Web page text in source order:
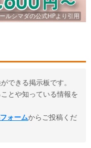
ルシマダの公式HPより引用
できる掲示板です。
とや知っている情報を
ォームからご投稿くだ